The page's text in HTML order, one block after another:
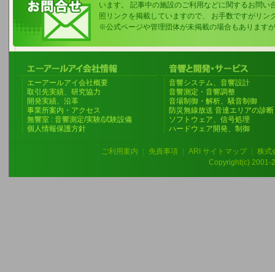
います。 記事中の施設のご利用などに関するお問い
照リンクを掲載していますので、 お手数ですがリン
※公式ページや管理団体が未掲載の場合もあります
エーアールアイ会社概要
取引先実績、研究協力
開発実績、沿革
事業所案内・アクセス
無響室 : 音響測定/実験/試験設備
個人情報保護方針
音響システム、音響設計
音響測定・音響調整
音場制御・解析、騒音制御
防災無線放送 音達エリアの診断
ソフトウェア、信号処理
ハードウェア開発、制御
ご利用案内 免責事項 ARI サイトマップ
株式
Copyright(c) 2001-